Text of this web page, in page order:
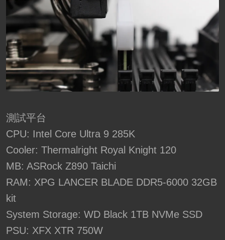
測試平台
CPU: Intel Core Ultra 9 285K
Cooler: Thermalright Royal Knight 120
MB: ASRock Z890 Taichi
RAM: XPG LANCER BLADE DDR5-6000 32GB
kit
System Storage: WD Black 1TB NVMe SSD
PSU: XFX XTR 750W